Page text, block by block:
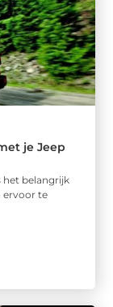
je Jeep
het belangrijk
ervoor te